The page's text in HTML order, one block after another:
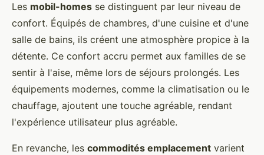
Les mobil-homes se distinguent par leur niveau de
confort. Équipés de chambres, d'une cuisine et d'une
salle de bains, ils créent une atmosphère propice à la
détente. Ce confort accru permet aux familles de se
sentir à l'aise, même lors de séjours prolongés. Les
équipements modernes, comme la climatisation ou le
chauffage, ajoutent une touche agréable, rendant
l'expérience utilisateur plus agréable.
En revanche, les commodités emplacement varient